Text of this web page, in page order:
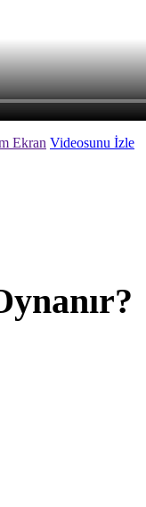
Ekran Videosunu İzle